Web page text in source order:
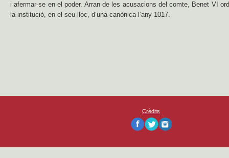
i afermar-se en el poder. Arran de les acusacions del comte, Benet VI
la institució, en el seu lloc, d’una canònica l’any 1017.
Crèdits